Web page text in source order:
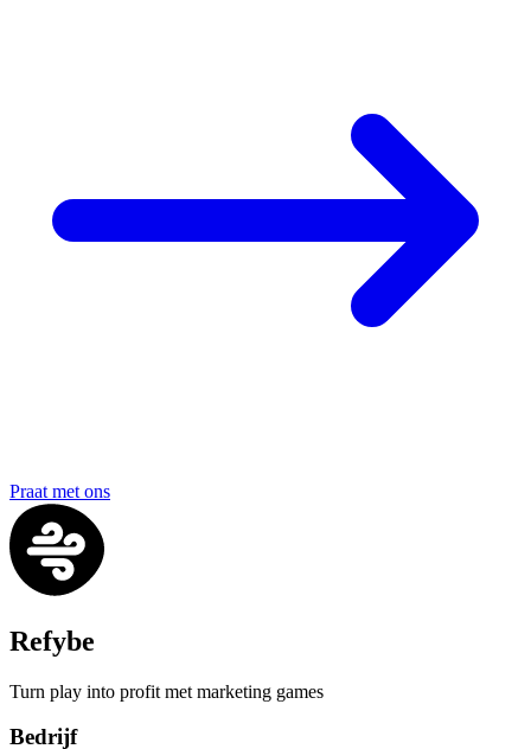
Praat met ons
Refybe
Turn play into profit met marketing games
Bedrijf